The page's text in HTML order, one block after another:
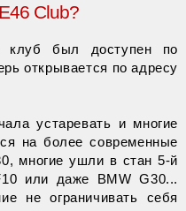
Club?
клуб был доступен по
открывается по адресу
устаревать и многие
на более современные
многие ушли в стан 5-й
или даже BMW G30...
не ограничивать себя